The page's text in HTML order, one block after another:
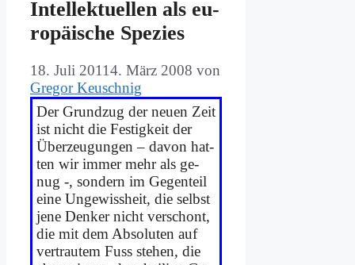
In­tel­lek­tu­el­len als eu­
ro­päi­sche Spe­zi­es
18. Juli 20114. März 2008 von
Gregor Keuschnig
Der Grund­zug der neu­en Zeit
ist nicht die Fe­stig­keit der
Über­zeu­gun­gen – da­von hat­
ten wir im­mer mehr als ge­
nug -, son­dern im Ge­gen­teil
ei­ne Un­ge­wiss­heit, die selbst
je­ne Den­ker nicht ver­schont,
die mit dem Ab­so­lu­ten auf
ver­trau­tem Fuss ste­hen, die